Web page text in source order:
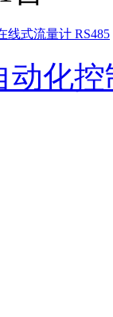
线式流量计 RS485
动化